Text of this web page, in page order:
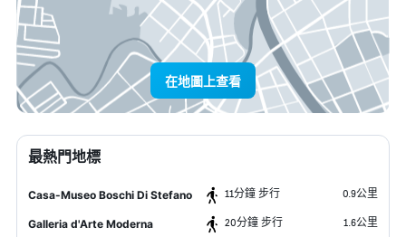
在地圖上查看
最熱門地標
Casa-Museo Boschi Di Stefano 11分鐘 步行 0.9公里
Galleria d'Arte Moderna 20分鐘 步行 1.6公里